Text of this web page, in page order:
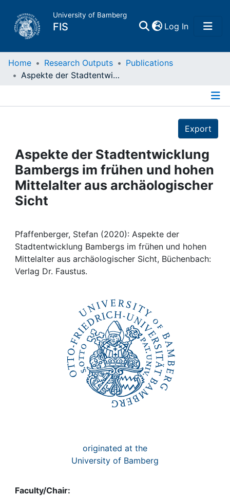
University of Bamberg
FIS Log In(current)
Home
Projects
People
Institutions
Awards
My FIS
Home Research Outputs
Publications
Aspekte der Stadtentwicklung Bambergs im frühen und hohen Mittelalter aus archäologischer Sicht
Export
Aspekte der Stadtentwicklung
Bambergs im frühen und hohen
Mittelalter aus archäologischer
Sicht
Pfaffenberger, Stefan (2020): Aspekte der
Stadtentwicklung Bambergs im frühen und hohen
Mittelalter aus archäologischer Sicht, Büchenbach:
Verlag Dr. Faustus.
originated at the
University of Bamberg
Faculty/Chair: